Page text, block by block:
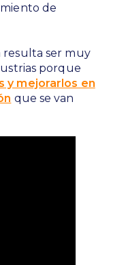
de
resulta ser muy
porque
y mejorarlos en
que se van